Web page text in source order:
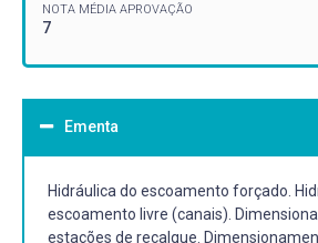
NOTA MÉDIA APROVAÇÃO
7
Ementa
Hidráulica do escoamento forçado.
escoamento livre (canais).
estações de recalque.